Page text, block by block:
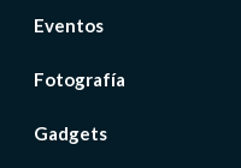
Eventos
Fotografía
Gadgets